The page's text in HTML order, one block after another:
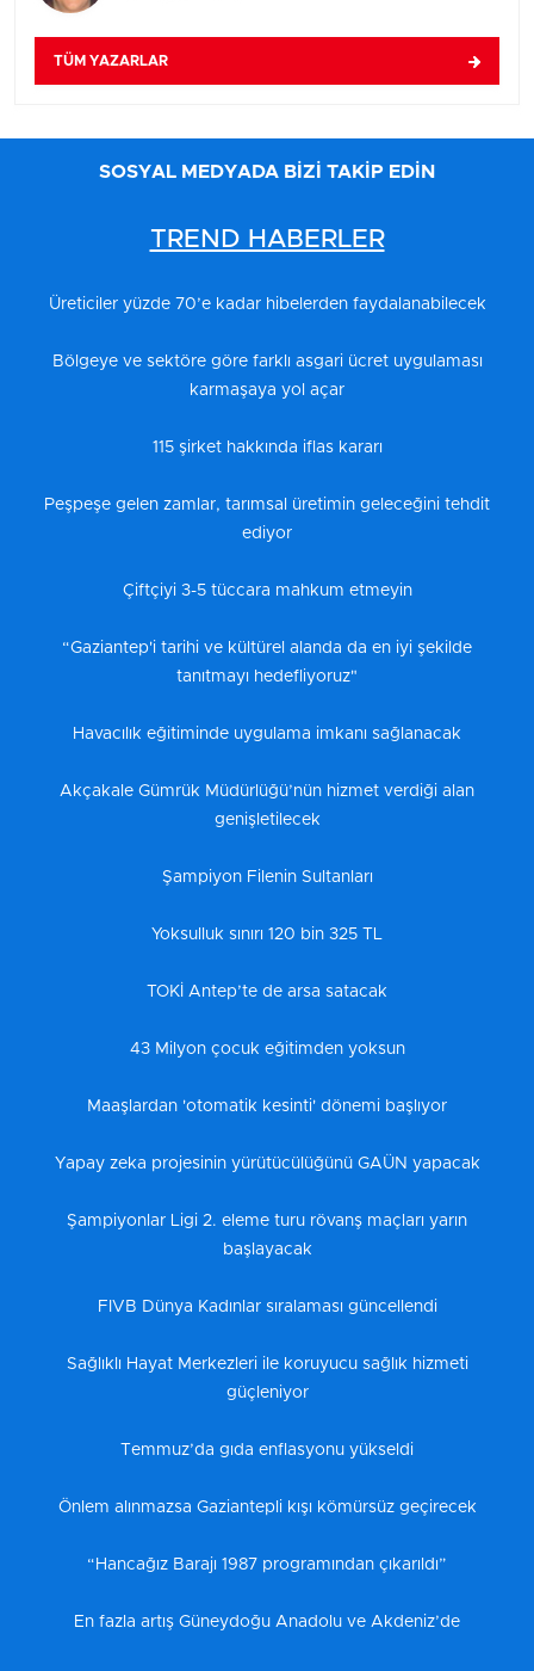
TÜM YAZARLAR
SOSYAL MEDYADA BİZİ TAKİP EDİN
TREND HABERLER
Üreticiler yüzde 70’e kadar hibelerden faydalanabilecek
Bölgeye ve sektöre göre farklı asgari ücret uygulaması
karmaşaya yol açar
115 şirket hakkında iflas kararı
Peşpeşe gelen zamlar, tarımsal üretimin geleceğini tehdit
ediyor
Çiftçiyi 3-5 tüccara mahkum etmeyin
“Gaziantep'i tarihi ve kültürel alanda da en iyi şekilde
tanıtmayı hedefliyoruz"
Havacılık eğitiminde uygulama imkanı sağlanacak
Akçakale Gümrük Müdürlüğü’nün hizmet verdiği alan
genişletilecek
Şampiyon Filenin Sultanları
Yoksulluk sınırı 120 bin 325 TL
TOKİ Antep’te de arsa satacak
43 Milyon çocuk eğitimden yoksun
Maaşlardan 'otomatik kesinti' dönemi başlıyor
Yapay zeka projesinin yürütücülüğünü GAÜN yapacak
Şampiyonlar Ligi 2. eleme turu rövanş maçları yarın
başlayacak
FIVB Dünya Kadınlar sıralaması güncellendi
Sağlıklı Hayat Merkezleri ile koruyucu sağlık hizmeti
güçleniyor
Temmuz’da gıda enflasyonu yükseldi
Önlem alınmazsa Gaziantepli kışı kömürsüz geçirecek
“Hancağız Barajı 1987 programından çıkarıldı”
En fazla artış Güneydoğu Anadolu ve Akdeniz’de